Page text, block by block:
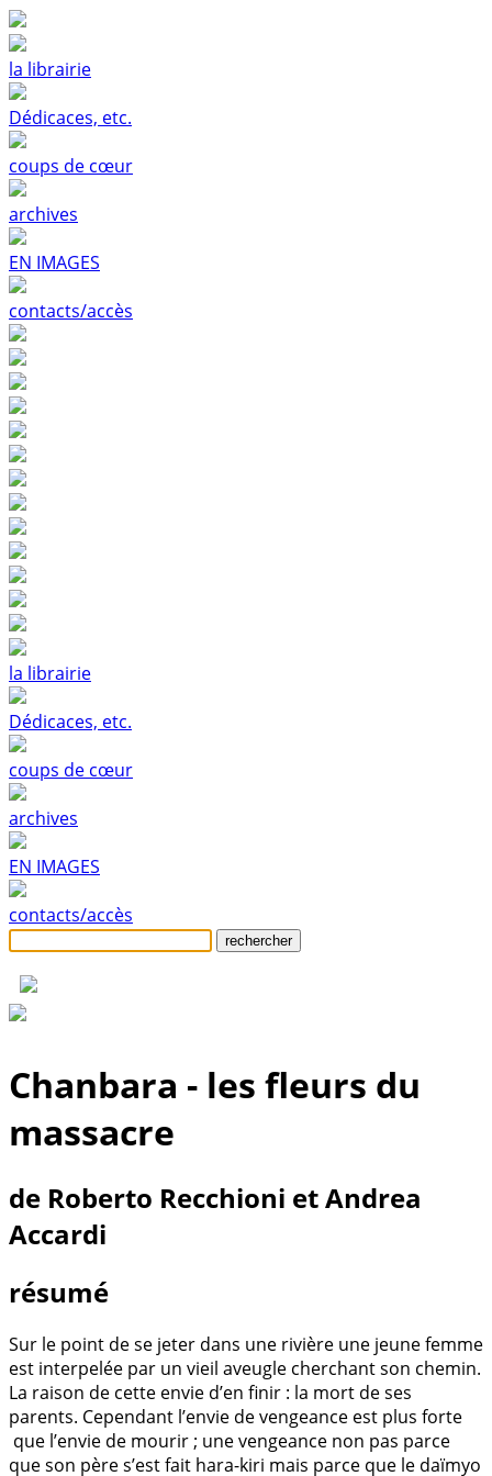
la librairie
Dédicaces, etc.
coups de cœur
archives
EN IMAGES
contacts/accès
la librairie
Dédicaces, etc.
coups de cœur
archives
EN IMAGES
contacts/accès
Chanbara - les fleurs du
massacre
de Roberto Recchioni et Andrea
Accardi
résumé
Sur le point de se jeter dans une rivière une jeune femme
est interpelée par un vieil aveugle cherchant son chemin.
La raison de cette envie d’en finir : la mort de ses
parents. Cependant l’envie de vengeance est plus forte
que l’envie de mourir ; une vengeance non pas parce
que son père s’est fait hara-kiri mais parce que le daïmyo